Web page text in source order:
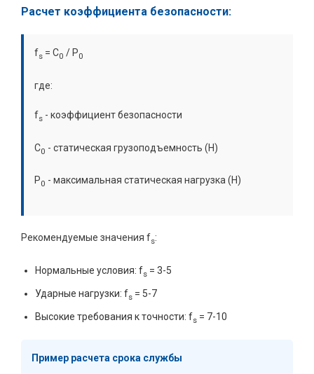
Расчет коэффициента безопасности:
fs = C0 / P0
где:
fs - коэффициент безопасности
C0 - статическая грузоподъемность (Н)
P0 - максимальная статическая нагрузка (Н)
Рекомендуемые значения fs:
Нормальные условия: fs = 3-5
Ударные нагрузки: fs = 5-7
Высокие требования к точности: fs = 7-10
Пример расчета срока службы